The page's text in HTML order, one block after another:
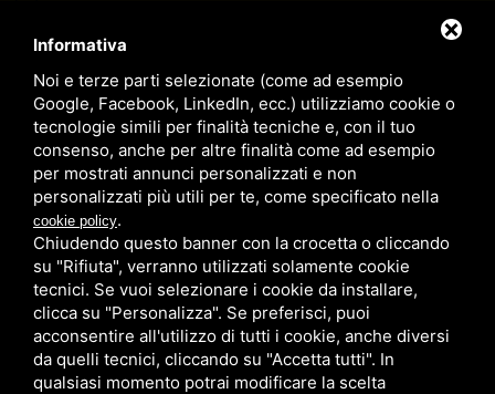
info@cspsrl.biz
Sitemap / Privacy policy/Legal
Informativa
Noi e terze parti selezionate (come ad esempio
Google, Facebook, LinkedIn, ecc.) utilizziamo cookie o
tecnologie simili per finalità tecniche e, con il tuo
consenso, anche per altre finalità come ad esempio
per mostrati annunci personalizzati e non
personalizzati più utili per te, come specificato nella
cookie policy.
Chiudendo questo banner con la crocetta o cliccando
su "Rifiuta", verranno utilizzati solamente cookie
tecnici. Se vuoi selezionare i cookie da installare,
clicca su "Personalizza". Se preferisci, puoi
acconsentire all'utilizzo di tutti i cookie, anche diversi
da quelli tecnici, cliccando su "Accetta tutti". In
qualsiasi momento potrai modificare la scelta